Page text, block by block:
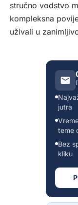
stručno vodstvo
kompleksna
uživali u
jutra
teme
Bez
kliku